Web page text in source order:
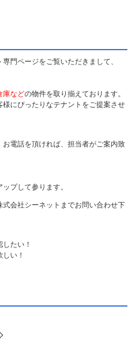
門ページをご覧いただきまして、
庫などの物件を取り揃えております。
にぴったりなテナントをご提案させ
電話を頂ければ、担当者がご案内致
プして参ります。
会社シーネットまでお問い合わせ下
たい！
い！